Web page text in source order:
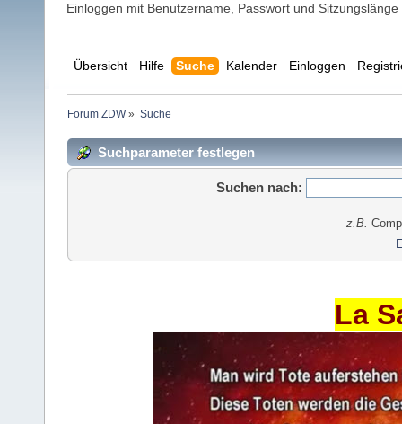
Einloggen mit Benutzername, Passwort und Sitzungslänge
Übersicht Hilfe Suche Kalender Einloggen
Forum ZDW» Suche
Suchparameter festlegen
Suchen nach:
z.B.
La